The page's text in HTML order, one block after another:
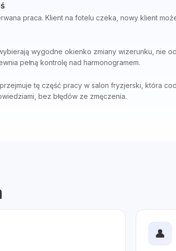
praca. Klient na fotelu czeka, nowy klient
wygodne okienko zmiany wizerunku, nie
pełną kontrolę nad harmonogramem.
tę część pracy w salon fryzjerski, która
bez błędów ze zmęczenia.
👤